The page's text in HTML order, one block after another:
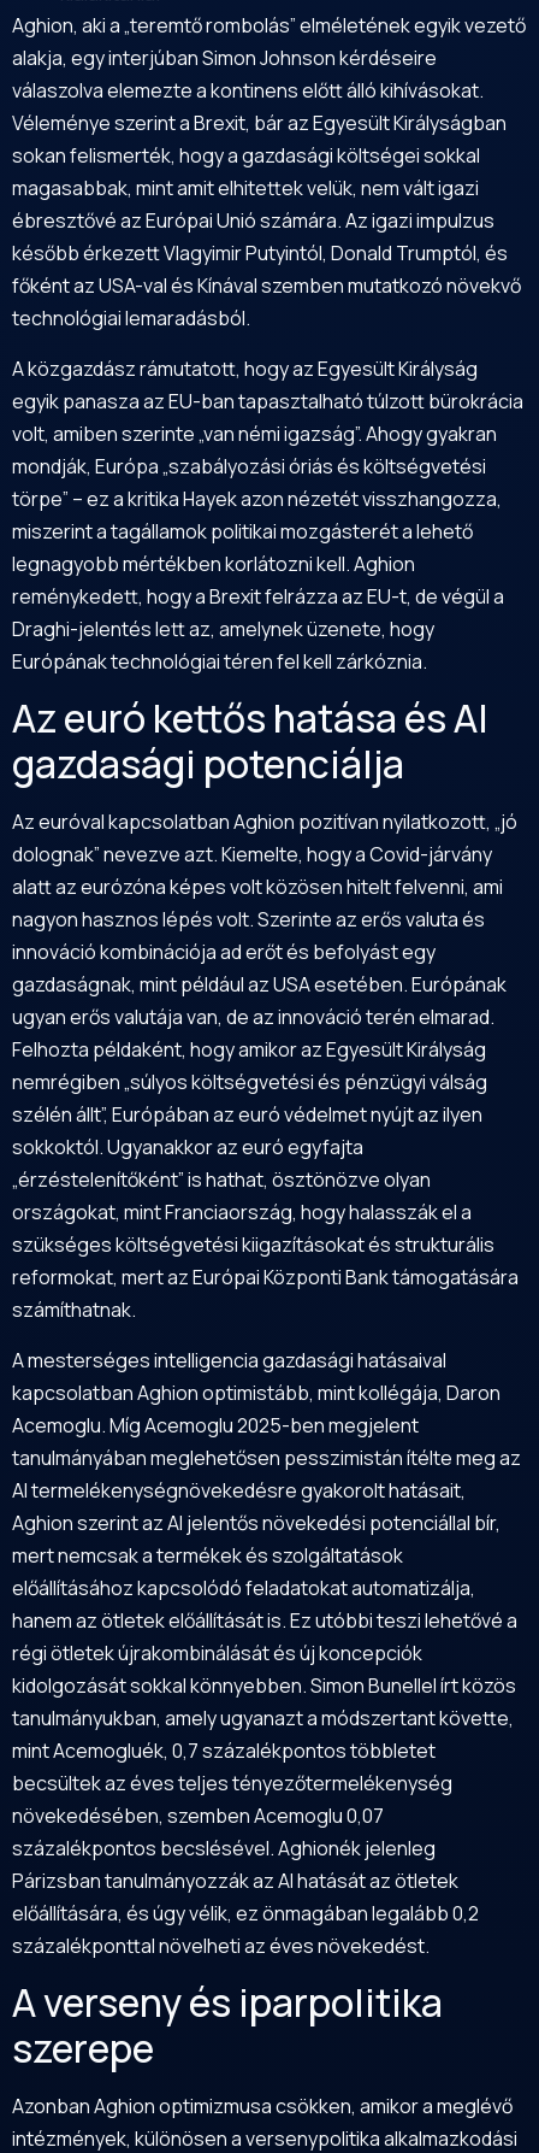
Aghion, aki a „teremtő rombolás” elméletének egyik vezető
alakja, egy interjúban Simon Johnson kérdéseire
válaszolva elemezte a kontinens előtt álló kihívásokat.
Véleménye szerint a Brexit, bár az Egyesült Királyságban
sokan felismerték, hogy a gazdasági költségei sokkal
magasabbak, mint amit elhitettek velük, nem vált igazi
ébresztővé az Európai Unió számára. Az igazi impulzus
később érkezett Vlagyimir Putyintól, Donald Trumptól, és
főként az USA-val és Kínával szemben mutatkozó növekvő
technológiai lemaradásból.
A közgazdász rámutatott, hogy az Egyesült Királyság
egyik panasza az EU-ban tapasztalható túlzott bürokrácia
volt, amiben szerinte „van némi igazság”. Ahogy gyakran
mondják, Európa „szabályozási óriás és költségvetési
törpe” – ez a kritika Hayek azon nézetét visszhangozza,
miszerint a tagállamok politikai mozgásterét a lehető
legnagyobb mértékben korlátozni kell. Aghion
reménykedett, hogy a Brexit felrázza az EU-t, de végül a
Draghi-jelentés lett az, amelynek üzenete, hogy
Európának technológiai téren fel kell zárkóznia.
Az euró kettős hatása és AI
gazdasági potenciálja
Az euróval kapcsolatban Aghion pozitívan nyilatkozott, „jó
dolognak” nevezve azt. Kiemelte, hogy a Covid-járvány
alatt az eurózóna képes volt közösen hitelt felvenni, ami
nagyon hasznos lépés volt. Szerinte az erős valuta és
innováció kombinációja ad erőt és befolyást egy
gazdaságnak, mint például az USA esetében. Európának
ugyan erős valutája van, de az innováció terén elmarad.
Felhozta példaként, hogy amikor az Egyesült Királyság
nemrégiben „súlyos költségvetési és pénzügyi válság
szélén állt”, Európában az euró védelmet nyújt az ilyen
sokkoktól. Ugyanakkor az euró egyfajta
„érzéstelenítőként” is hathat, ösztönözve olyan
országokat, mint Franciaország, hogy halasszák el a
szükséges költségvetési kiigazításokat és strukturális
reformokat, mert az Európai Központi Bank támogatására
számíthatnak.
A mesterséges intelligencia gazdasági hatásaival
kapcsolatban Aghion optimistább, mint kollégája, Daron
Acemoglu. Míg Acemoglu 2025-ben megjelent
tanulmányában meglehetősen pesszimistán ítélte meg az
AI termelékenységnövekedésre gyakorolt hatásait,
Aghion szerint az AI jelentős növekedési potenciállal bír,
mert nemcsak a termékek és szolgáltatások
előállításához kapcsolódó feladatokat automatizálja,
hanem az ötletek előállítását is. Ez utóbbi teszi lehetővé a
régi ötletek újrakombinálását és új koncepciók
kidolgozását sokkal könnyebben. Simon Bunellel írt közös
tanulmányukban, amely ugyanazt a módszertant követte,
mint Acemogluék, 0,7 százalékpontos többletet
becsültek az éves teljes tényezőtermelékenység
növekedésében, szemben Acemoglu 0,07
százalékpontos becslésével. Aghionék jelenleg
Párizsban tanulmányozzák az AI hatását az ötletek
előállítására, és úgy vélik, ez önmagában legalább 0,2
százalékponttal növelheti az éves növekedést.
A verseny és iparpolitika
szerepe
Azonban Aghion optimizmusa csökken, amikor a meglévő
intézmények, különösen a versenypolitika alkalmazkodási